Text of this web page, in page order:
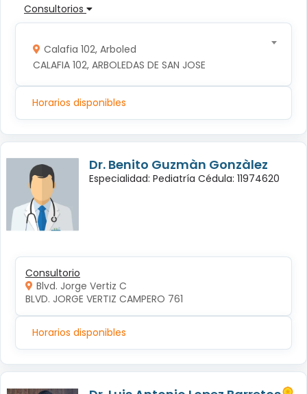
Consultorios
Calafia 102, Arboled
CALAFIA 102, ARBOLEDAS DE SAN JOSE
Horarios disponibles
Dr. Benito Guzmàn Gonzàlez
Especialidad: Pediatría Cédula: 11974620
Consultorio
Blvd. Jorge Vertiz C
BLVD. JORGE VERTIZ CAMPERO 761
Horarios disponibles